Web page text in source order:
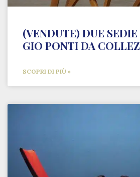
(VENDUTE) DUE SEDIE
GIO PONTI DA
SCOPRI DI PIÙ »